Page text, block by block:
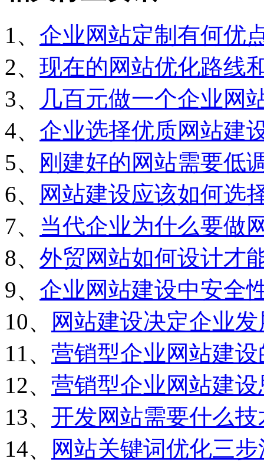
1、 企业网站定制有何优
2、 现在的网站优化路线
3、
几百元做一个企业网
4、 企业选择优质网站建
5、
刚建好的网站需要低
6、
网站建设应该如何选
7、 当代企业为什么要做
8、 外贸网站如何设计才
9、 企业网站建设中安全
10、
网站建设决定企业
11、 营销型企业网站建
12、 营销型企业网站建设
13、 开发网站需要什么技
14、
网站关键词优化三步